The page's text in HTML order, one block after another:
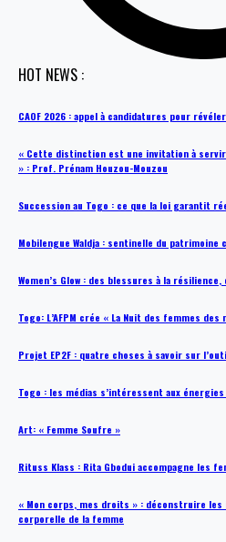
HOT NEWS :
CAOF 2026 : appel à candidatures pour
« Cette distinction est une invitation à servir
» : Prof. Prénam Houzou-Mouzou
Succession au Togo : ce que la loi garantit
Mobilengue Waldja : sentinelle du
Women’s Glow : des blessures à la
Togo: L’AFPM crée « La Nuit des femmes des
Projet EP2F : quatre choses à savoir sur
Togo : les médias s’intéressent aux
Art: « Femme Soufre »
Rituss Klass : Rita Gbodui accompagne les
« Mon corps, mes droits » : déconstruire les
corporelle de la femme